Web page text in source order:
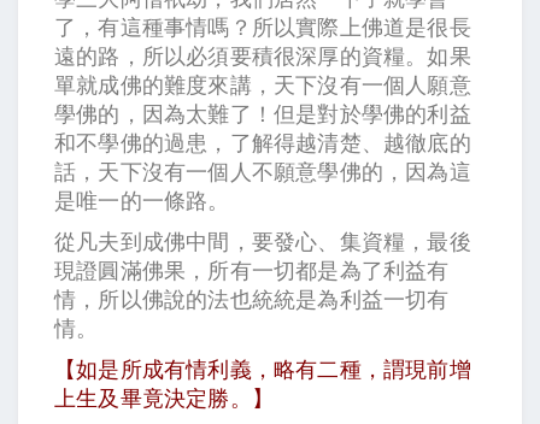
了，有這種事情嗎？所以實際上佛道是很長
遠的路，所以必須要積很深厚的資糧。如果
單就成佛的難度來講，天下沒有一個人願意
學佛的，因為太難了！但是對於學佛的利益
和不學佛的過患，了解得越清楚、越徹底的
話，天下沒有一個人不願意學佛的，因為這
是唯一的一條路。
從凡夫到成佛中間，要發心、集資糧，最後
現證圓滿佛果，所有一切都是為了利益有
情，所以佛說的法也統統是為利益一切有
情。
【如是所成有情利義，略有二種，謂現前增
上生及畢竟決定勝。】